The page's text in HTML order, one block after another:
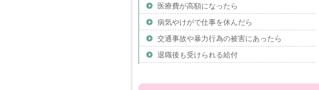
2025.08.04 「私たちを守る、マイナ保険証～医療
2025.07.31 「きらりＷＥＢ」№７９掲載のお知らせ
2025.07.11 マイナンバーカードの保険証利用登録の
2025.06.30 「きらりＷＥＢ」№７８掲載のお知らせ
医療費が高額になったら
病気やけがで仕事を休んだら
交通事故や暴力行為の被害にあったら
退職後も受けられる給付